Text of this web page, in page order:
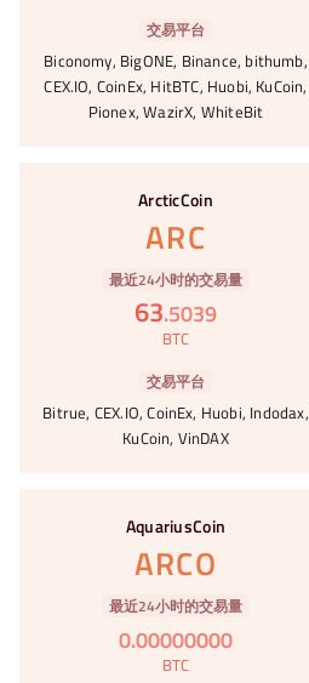
交易平台
Biconomy, BigONE, Binance, bithumb,
CEX.IO, CoinEx, HitBTC, Huobi, KuCoin,
Pionex, WazirX, WhiteBit
ArcticCoin
ARC
最近24小时的交易量
63.5039
BTC
交易平台
Bitrue, CEX.IO, CoinEx, Huobi, Indodax,
KuCoin, VinDAX
AquariusCoin
ARCO
最近24小时的交易量
0.00000000
BTC